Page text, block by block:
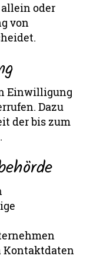
oder
von
Einwilligung
Dazu
der bis zum
Kontaktdaten